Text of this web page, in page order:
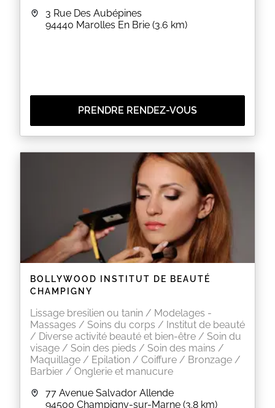
3 Rue Des Aubépines
94440 Marolles En Brie (3.6 km)
PRENDRE RENDEZ-VOUS
BOLLYWOOD INSTITUT DE BEAUTÉ
CHAMPIGNY
Lissage bresilien ou tanin / Modelages -
Massages / Soins du corps / Institut de beauté
/ Diverse activité beauté et bien-être / Soin du
visage / Soin des pieds / Soin des mains /
Maquillage / Epilation / Coiffure / Bronzage /
Barbier / Onglerie et manucure
77 Avenue Salvador Allende
94500 Champigny-sur-Marne (3.8 km)